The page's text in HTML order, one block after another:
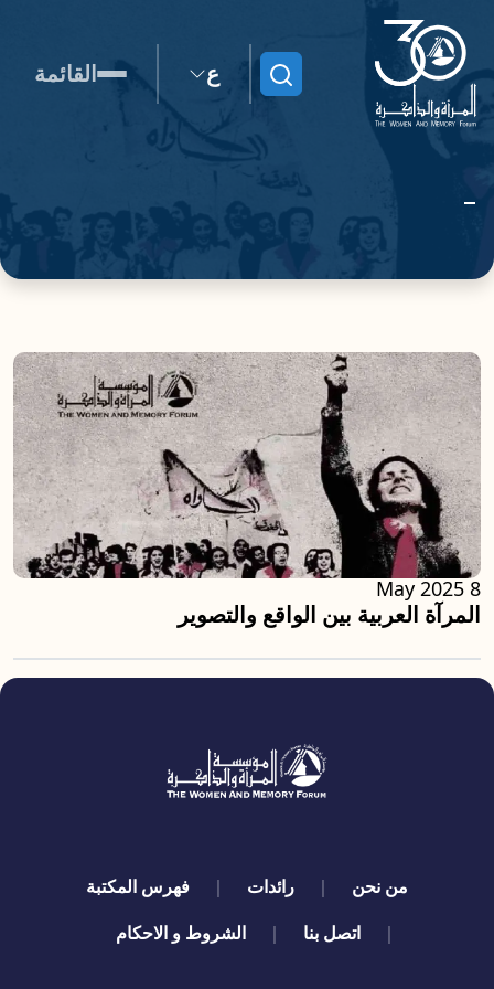
ابحث ع القائمة
المرآة العربية بين الواقع والتصوير
8 May 2025
quick links
من نحن رائدات
فهرس المكتبة
اتصل بنا
الشروط و الاحكام